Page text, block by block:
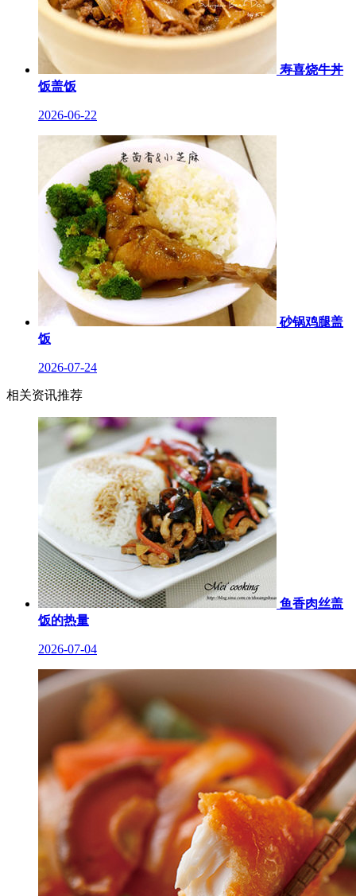
寿喜烧牛丼
饭盖饭
2026-06-22
砂锅鸡腿盖
饭
2026-07-24
相关资讯推荐
鱼香肉丝盖
饭的热量
2026-07-04